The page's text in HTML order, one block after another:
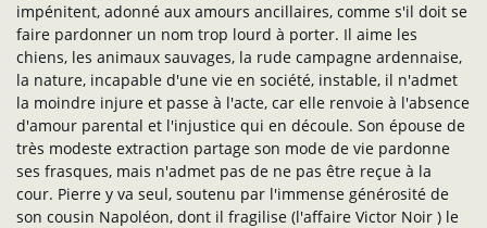
impénitent, adonné aux amours ancillaires, comme s'il doit se
faire pardonner un nom trop lourd à porter. Il aime les
chiens, les animaux sauvages, la rude campagne ardennaise,
la nature, incapable d'une vie en société, instable, il n'admet
la moindre injure et passe à l'acte, car elle renvoie à l'absence
d'amour parental et l'injustice qui en découle. Son épouse de
très modeste extraction partage son mode de vie pardonne
ses frasques, mais n'admet pas de ne pas être reçue à la
cour. Pierre y va seul, soutenu par l'immense générosité de
son cousin Napoléon, dont il fragilise (l'affaire Victor Noir ) le